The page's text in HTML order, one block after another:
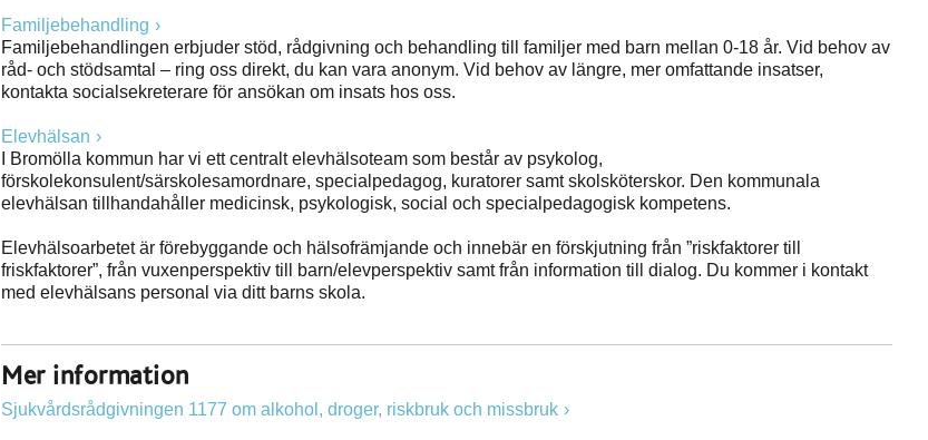
Familjebehandling
Familjebehandlingen erbjuder stöd, rådgivning och behandling till familjer med barn mellan 0-18 år. Vid behov av
råd- och stödsamtal – ring oss direkt, du kan vara anonym. Vid behov av längre, mer omfattande insatser,
kontakta socialsekreterare för ansökan om insats hos oss.
Elevhälsan
I Bromölla kommun har vi ett centralt elevhälsoteam som består av psykolog,
förskolekonsulent/särskolesamordnare, specialpedagog, kuratorer samt skolsköterskor. Den kommunala
elevhälsan tillhandahåller medicinsk, psykologisk, social och specialpedagogisk kompetens.
Elevhälsoarbetet är förebyggande och hälsofrämjande och innebär en förskjutning från ”riskfaktorer till
friskfaktorer”, från vuxenperspektiv till barn/elevperspektiv samt från information till dialog. Du kommer i kontakt
med elevhälsans personal via ditt barns skola.
Mer information
Sjukvårdsrådgivningen 1177 om alkohol, droger, riskbruk och missbruk